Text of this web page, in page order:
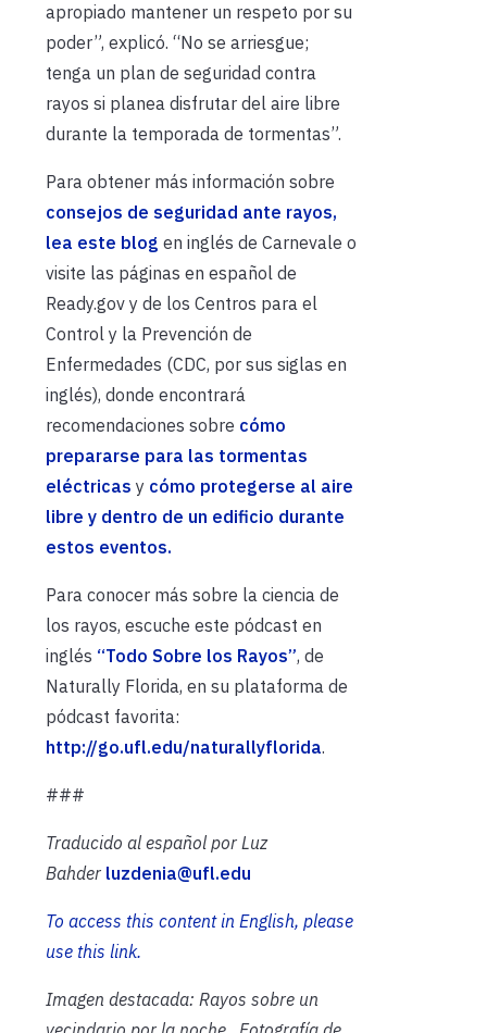
apropiado mantener un respeto por su
poder”, explicó. “No se arriesgue;
tenga un plan de seguridad contra
rayos si planea disfrutar del aire libre
durante la temporada de tormentas”.
Para obtener más información sobre
consejos de seguridad ante rayos,
lea este blog en inglés de Carnevale o
visite las páginas en español de
Ready.gov y de los Centros para el
Control y la Prevención de
Enfermedades (CDC, por sus siglas en
inglés), donde encontrará
recomendaciones sobre cómo
prepararse para las tormentas
eléctricas y cómo protegerse al aire
libre y dentro de un edificio durante
estos eventos.
Para conocer más sobre la ciencia de
los rayos, escuche este pódcast en
inglés “Todo Sobre los Rayos”, de
Naturally Florida, en su plataforma de
pódcast favorita:
http://go.ufl.edu/naturallyflorida.
###
Traducido al español por Luz
Bahder luzdenia@ufl.edu
To access this content in English, please
use this link.
Imagen destacada: Rayos sobre un